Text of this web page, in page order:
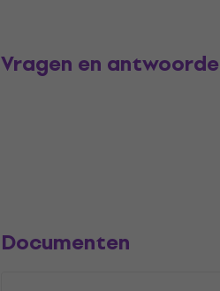
Vragen en
Documenten